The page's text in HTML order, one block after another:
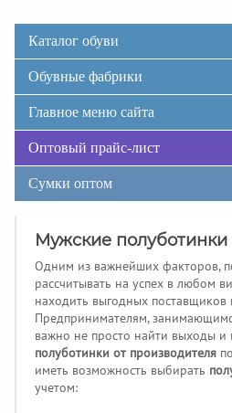
Каталог обуви
Обувные фабрики
Главное меню сайта
Оптовый прайс-лист
Сумки оптом
Мужские полуботинки
Одним из важнейших факторов,
рассчитывать на успех в любом
находить выгодных поставщиков
Предпринимателям,
важно не просто найти выходы и
полуботинки от производителя
иметь возможность выбирать
учетом: